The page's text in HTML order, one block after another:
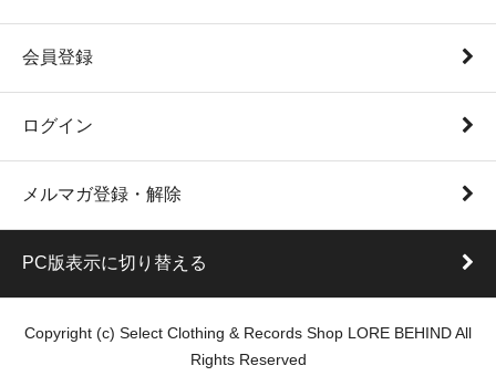
会員登録
ログイン
メルマガ登録・解除
PC版表示に切り替える
Copyright (c) Select Clothing & Records Shop LORE BEHIND All
Rights Reserved